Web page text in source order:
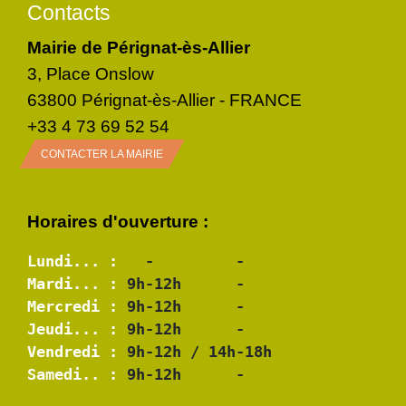
Contacts
Mairie de Pérignat-ès-Allier
3, Place Onslow
63800 Pérignat-ès-Allier - FRANCE
+33 4 73 69 52 54
CONTACTER LA MAIRIE
Horaires d'ouverture :
Lundi... :
Mardi... :
Mercredi :
Jeudi... :
Vendredi :
Samedi.. :
9h-12h      -